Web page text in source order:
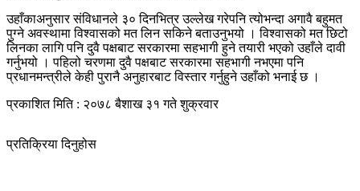
उहाँकाअनुसार संविधानले ३० दिनभित्र उल्लेख गरेपनि त्योभन्दा अगावै बहुमत
पुग्ने अवस्थामा विश्वासको मत लिन सकिने बताउनुभयो । विश्वासको मत छिटो
लिनका लागि पनि दुवै पक्षबाट सरकारमा सहभागी हुने तयारी भएको उहाँले दावी
गर्नुभयो । पहिलो चरणमा दुवै पक्षबाट सरकारमा सहभागी नभएमा पनि
प्रधानमन्त्रीले केही पुरानै अनुहारबाट विस्तार गर्नुहुने उहाँको भनाई छ ।
प्रकाशित मिति : २०७८ बैशाख ३१ गते शुक्रवार
प्रतिक्रिया दिनुहोस